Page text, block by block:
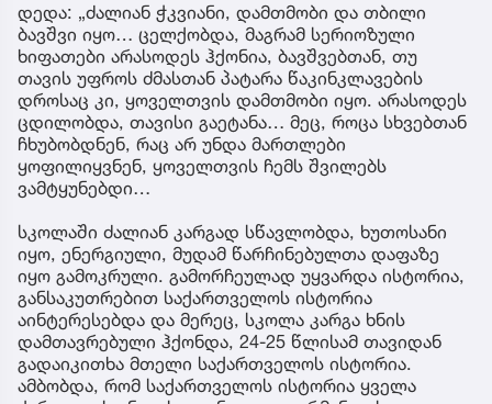
დედა: „ძალიან ჭკვიანი, დამთმობი და თბილი
ბავშვი იყო… ცელქობდა, მაგრამ სერიოზული
ხიფათები არასოდეს ჰქონია, ბავშვებთან, თუ
თავის უფროს ძმასთან პატარა წაკინკლავების
დროსაც კი, ყოველთვის დამთმობი იყო. არასოდეს
ცდილობდა, თავისი გაეტანა… მეც, როცა სხვებთან
ჩხუბობდნენ, რაც არ უნდა მართლები
ყოფილიყვნენ, ყოველთვის ჩემს შვილებს
ვამტყუნებდი…
სკოლაში ძალიან კარგად სწავლობდა, ხუთოსანი
იყო, ენერგიული, მუდამ წარჩინებულთა დაფაზე
იყო გამოკრული. გამორჩეულად უყვარდა ისტორია,
განსაკუთრებით საქართველოს ისტორია
აინტერესებდა და მერეც, სკოლა კარგა ხნის
დამთავრებული ჰქონდა, 24-25 წლისამ თავიდან
გადაიკითხა მთელი საქართველოს ისტორია.
ამბობდა, რომ საქართველოს ისტორია ყველა